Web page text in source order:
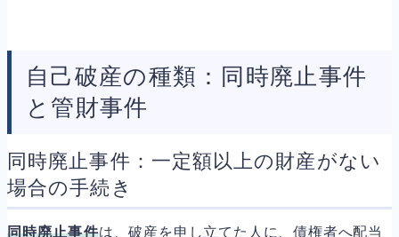
自己破産の種類：同時廃止事件
と管財事件
同時廃止事件：一定額以上の財産がない
場合の手続き
同時廃止事件は、破産を申し立てた人に、債権者へ配当